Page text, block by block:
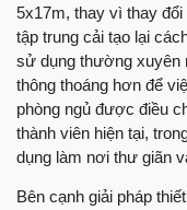
5x17m, thay vì thay
tập trung cải tạo lại
sử dụng thường xuyên
thông thoáng hơn để
phòng ngủ được điều
thành viên hiện tại,
dụng làm nơi thư giãn
Bên cạnh giải pháp